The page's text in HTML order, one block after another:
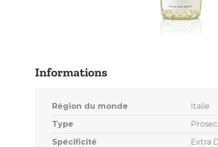
Région du monde
Italie
Type
Spécificité
Extra